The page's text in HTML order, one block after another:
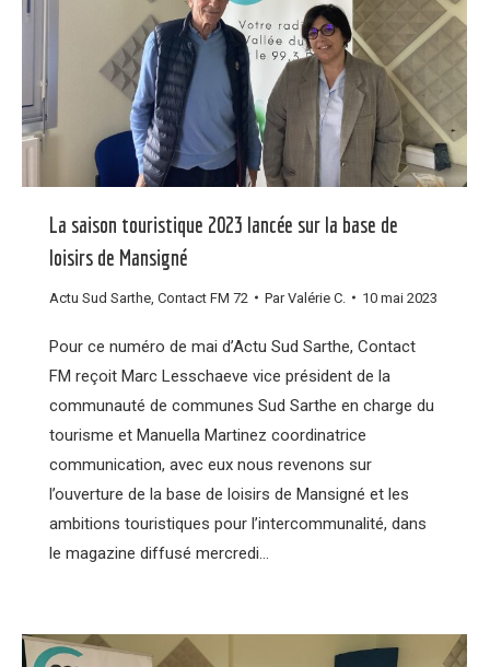
La saison touristique 2023 lancée sur la base de
loisirs de Mansigné
Actu Sud Sarthe Contact FM 72 ParValérie C. 10 mai 2023
Pour ce numéro de mai d’Actu Sud Sarthe, Contact
FM reçoit Marc Lesschaeve vice président de la
communauté de communes Sud Sarthe en charge du
tourisme et Manuella Martinez coordinatrice
communication, avec eux nous revenons sur
l’ouverture de la base de loisirs de Mansigné et les
ambitions touristiques pour l’intercommunalité, dans
le magazine diffusé mercredi…